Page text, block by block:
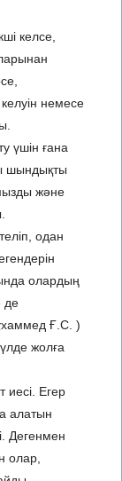
келсе,
немесе
үшін ғана
шындықты
және
одан
олардың
де
Ғ.С. )
жолға
Егер
алатын
Дегенмен
олар,